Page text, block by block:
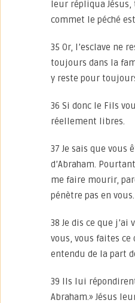
leur répliqua
commet le péché
35 Or, l’esclave ne
toujours dans la
y reste pour
36 Si donc le Fils
réellement libres.
37 Je sais que vous
d’Abraham.
me faire mourir,
pénètre pas en vous.
38 Je dis ce que j’ai
vous, vous faites ce
entendu de la part
39 Ils lui
Abraham.» Jésus